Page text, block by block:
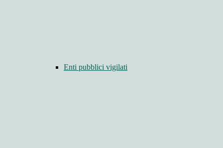
Enti pubblici vigilati